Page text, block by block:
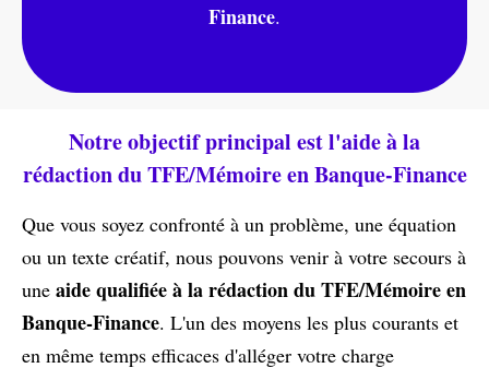
Finance.
Notre objectif principal est l'aide à la
rédaction du TFE/Mémoire en Banque-Finance
Que vous soyez confronté à un problème, une équation
ou un texte créatif, nous pouvons venir à votre secours à
une aide qualifiée à la rédaction du TFE/Mémoire en
Banque-Finance. L'un des moyens les plus courants et
en même temps efficaces d'alléger votre charge